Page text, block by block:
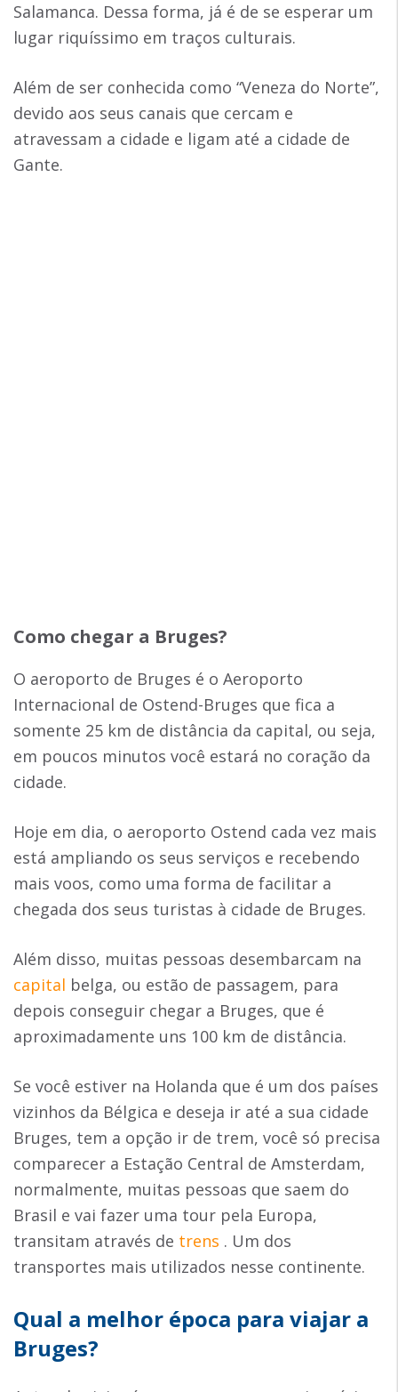
Salamanca. Dessa forma, já é de se esperar um
lugar riquíssimo em traços culturais.
Além de ser conhecida como “Veneza do Norte”,
devido aos seus canais que cercam e
atravessam a cidade e ligam até a cidade de
Gante.
Como chegar a Bruges?
O aeroporto de Bruges é o Aeroporto
Internacional de Ostend-Bruges que fica a
somente 25 km de distância da capital, ou seja,
em poucos minutos você estará no coração da
cidade.
Hoje em dia, o aeroporto Ostend cada vez mais
está ampliando os seus serviços e recebendo
mais voos, como uma forma de facilitar a
chegada dos seus turistas à cidade de Bruges.
Além disso, muitas pessoas desembarcam na
capital belga, ou estão de passagem, para
depois conseguir chegar a Bruges, que é
aproximadamente uns 100 km de distância.
Se você estiver na Holanda que é um dos países
vizinhos da Bélgica e deseja ir até a sua cidade
Bruges, tem a opção ir de trem, você só precisa
comparecer a Estação Central de Amsterdam,
normalmente, muitas pessoas que saem do
Brasil e vai fazer uma tour pela Europa,
transitam através de trens . Um dos
transportes mais utilizados nesse continente.
Qual a melhor época para viajar a
Bruges?